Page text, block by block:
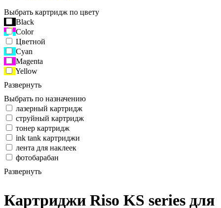
Выбрать картридж по цвету
Black
Color
Цветной
Cyan
Magenta
Yellow
Развернуть
Выбрать по назначению
лазерный картридж
струйный картридж
тонер картридж
ink tank картриджи
лента для наклеек
фотобарабан
Развернуть
Картриджи Riso KS series для